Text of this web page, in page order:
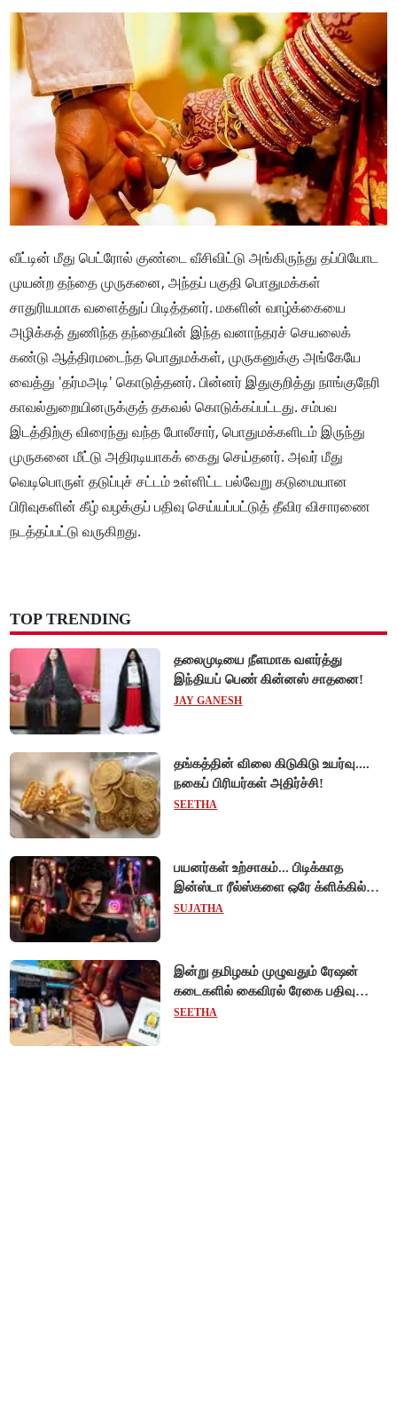
வீட்டின் மீது பெட்ரோல் குண்டை வீசிவிட்டு அங்கிருந்து தப்பியோட
முயன்ற தந்தை முருகனை, அந்தப் பகுதி பொதுமக்கள்
சாதுரியமாக வளைத்துப் பிடித்தனர். மகளின் வாழ்க்கையை
அழிக்கத் துணிந்த தந்தையின் இந்த வனாந்தரச் செயலைக்
கண்டு ஆத்திரமடைந்த பொதுமக்கள், முருகனுக்கு அங்கேயே
வைத்து 'தர்மஅடி' கொடுத்தனர். பின்னர் இதுகுறித்து நாங்குநேரி
காவல்துறையினருக்குத் தகவல் கொடுக்கப்பட்டது. சம்பவ
இடத்திற்கு விரைந்து வந்த போலீசார், பொதுமக்களிடம் இருந்து
முருகனை மீட்டு அதிரடியாகக் கைது செய்தனர். அவர் மீது
வெடிபொருள் தடுப்புச் சட்டம் உள்ளிட்ட பல்வேறு கடுமையான
பிரிவுகளின் கீழ் வழக்குப் பதிவு செய்யப்பட்டுத் தீவிர விசாரணை
நடத்தப்பட்டு வருகிறது.
TOP TRENDING
தலைமுடியை நீளமாக வளர்த்து
இந்தியப் பெண் கின்னஸ் சாதனை!
JAY GANESH
தங்கத்தின் விலை கிடுகிடு உயர்வு....
நகைப் பிரியர்கள் அதிர்ச்சி!
SEETHA
பயனர்கள் உற்சாகம்... பிடிக்காத
இன்ஸ்டா ரீல்ஸ்களை ஒரே க்ளிக்கில்
மாற்றியமைக்கலாம்!
SUJATHA
இன்று தமிழகம் முழுவதும் ரேஷன்
கடைகளில் கைவிரல் ரேகை பதிவு
சிறப்பு முகாம்!
SEETHA